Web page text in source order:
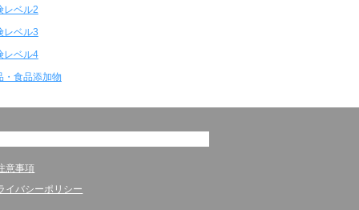
レベル2
レベル3
レベル4
・食品添加物
意事項
イバシーポリシー